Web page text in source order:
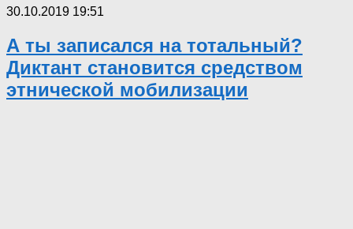
30.10.2019 19:51
А ты записался на тотальный?
Диктант становится средством
этнической мобилизации